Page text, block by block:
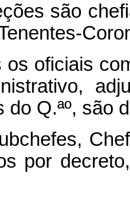
são
os oficiais
Q.ªº, são
por